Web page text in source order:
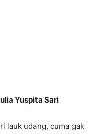
Yuspita Sari
lauk udang, cuma gak